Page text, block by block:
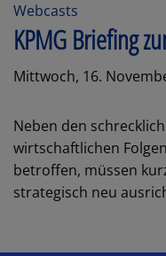
Webcasts
KPMG Briefing
Mittwoch, 16.
Neben den
wirtschaftlichen
betroffen, müssen
strategisch neu